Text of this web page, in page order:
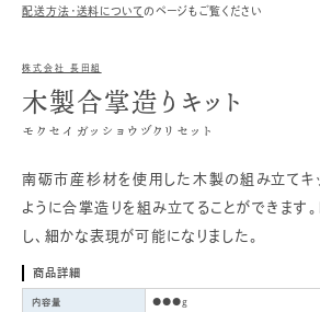
配送方法・送料についてのページもご覧ください
株式会社 長田組
木製合掌造りキット
モクセイガッショウヅクリセット
南砺市産杉材を使用した木製の組み立てキ
ように合掌造りを組み立てることができます
し、細かな表現が可能になりました。
商品詳細
内容量 ●●●g